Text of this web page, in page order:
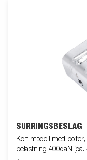
SURRINGSBESLAG
Kort modell med
belastning 400daN (ca.